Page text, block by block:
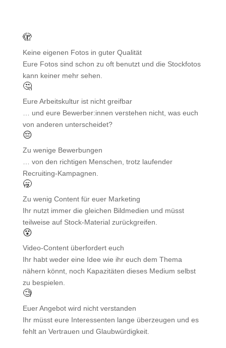
🫣
Keine eigenen Fotos in guter Qualität
Eure Fotos sind schon zu oft benutzt und die Stockfotos
kann keiner mehr sehen.
🤔
Eure Arbeitskultur ist nicht greifbar
… und eure Bewerber:innen verstehen nicht, was euch
von anderen unterscheidet?
😔
Zu wenige Bewerbungen
… von den richtigen Menschen, trotz laufender
Recruiting-Kampagnen.
🥱
Zu wenig Content für euer Marketing
Ihr nutzt immer die gleichen Bildmedien und müsst
teilweise auf Stock-Material zurückgreifen.
😵
Video-Content überfordert euch
Ihr habt weder eine Idee wie ihr euch dem Thema
nähern könnt, noch Kapazitäten dieses Medium selbst
zu bespielen.
🧐
Euer Angebot wird nicht verstanden
Ihr müsst eure Interessenten lange überzeugen und es
fehlt an Vertrauen und Glaubwürdigkeit.